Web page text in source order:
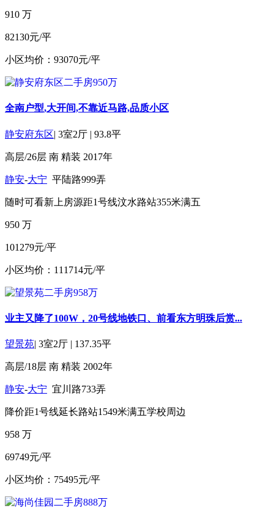
910 万
82130元/平
小区均价：93070元/平
全南户型,大开间,不靠近马路,品质小区
静安府东区| 3室2厅 | 93.8平
高层/26层 南 精装 2017年
静安-大宁 平陆路999弄
随时可看新上房源距1号线汶水路站355米满五
950 万
101279元/平
小区均价：111714元/平
业主又降了100W，20号线地铁口、前看东方明珠后赏...
望景苑| 3室2厅 | 137.35平
高层/18层 南 精装 2002年
静安-大宁 宜川路733弄
降价距1号线延长路站1549米满五学校周边
958 万
69749元/平
小区均价：75495元/平